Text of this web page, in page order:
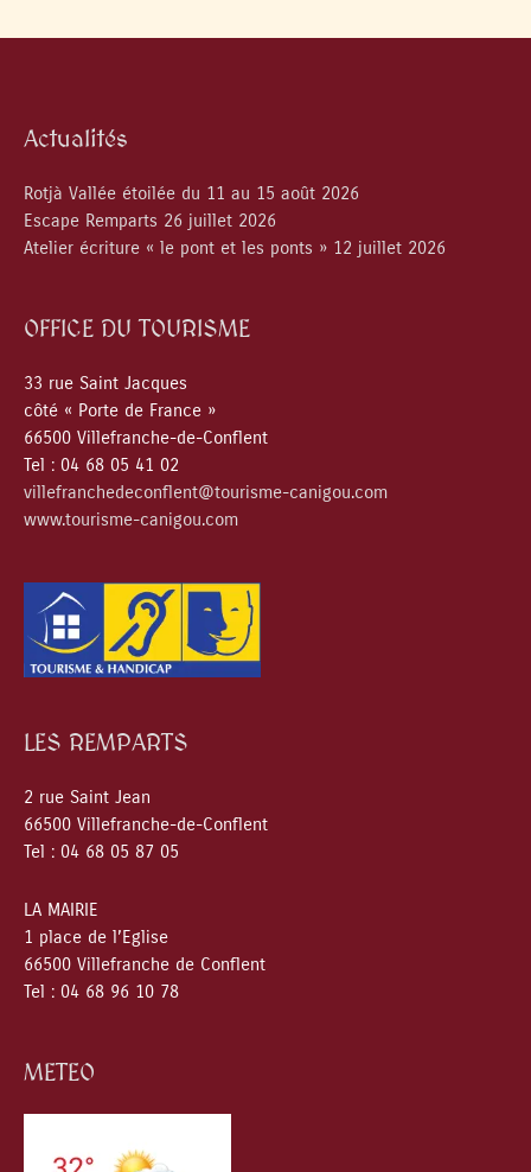
Actualités
Rotjà Vallée étoilée du 11 au 15 août 2026
Escape Remparts 26 juillet 2026
Atelier écriture « le pont et les ponts » 12 juillet 2026
OFFICE DU TOURISME
33 rue Saint Jacques
côté « Porte de France »
66500 Villefranche-de-Conflent
Tel : 04 68 05 41 02
villefranchedeconflent@tourisme-canigou.com
www.tourisme-canigou.com
LES REMPARTS
2 rue Saint Jean
66500 Villefranche-de-Conflent
Tel : 04 68 05 87 05
LA MAIRIE
1 place de l’Eglise
66500 Villefranche de Conflent
Tel : 04 68 96 10 78
METEO